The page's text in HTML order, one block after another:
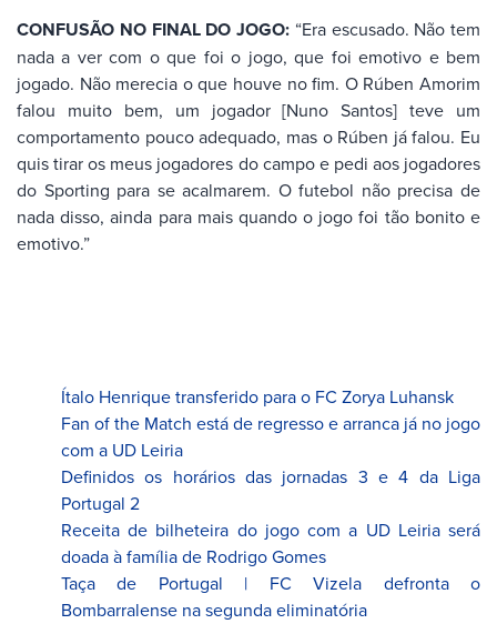
CONFUSÃO NO FINAL DO JOGO: “Era escusado. Não tem
nada a ver com o que foi o jogo, que foi emotivo e bem
jogado. Não merecia o que houve no fim. O Rúben Amorim
falou muito bem, um jogador [Nuno Santos] teve um
comportamento pouco adequado, mas o Rúben já falou. Eu
quis tirar os meus jogadores do campo e pedi aos jogadores
do Sporting para se acalmarem. O futebol não precisa de
nada disso, ainda para mais quando o jogo foi tão bonito e
emotivo.”
Ítalo Henrique transferido para o FC Zorya Luhansk
Fan of the Match está de regresso e arranca já no jogo
com a UD Leiria
Definidos os horários das jornadas 3 e 4 da Liga
Portugal 2
Receita de bilheteira do jogo com a UD Leiria será
doada à família de Rodrigo Gomes
Taça de Portugal | FC Vizela defronta o
Bombarralense na segunda eliminatória